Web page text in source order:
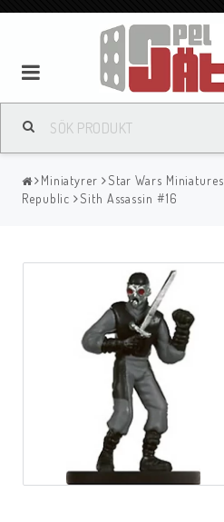
Miniatyrer Star Wars Miniatures
Republic
Sith Assassin #16